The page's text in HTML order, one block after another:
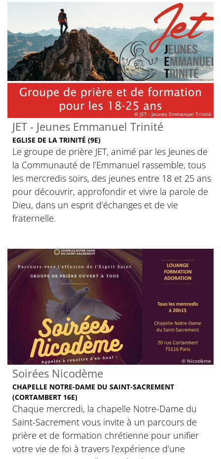
© JET - Jeunes Emmanuel Trinité
JET - Jeunes Emmanuel Trinité
EGLISE DE LA TRINITÉ (9E)
Le groupe de prière JET, animé par les Jeunes de
la Communauté de l’Emmanuel rassemble, tous
les mercredis soirs, des jeunes entre 18 et 25 ans
pour découvrir, approfondir et vivre la parole de
Dieu, dans un esprit d’échanges et de vie
fraternelle.
© Nicodème
Soirées Nicodème
CHAPELLE NOTRE-DAME DU SAINT-SACREMENT
(CORTAMBERT 16E)
Chaque mercredi, la chapelle Notre-Dame du
Saint-Sacrement vous invite à un parcours de
prière et de formation chrétienne pour unifier
votre vie de foi à travers l’expérience d’une